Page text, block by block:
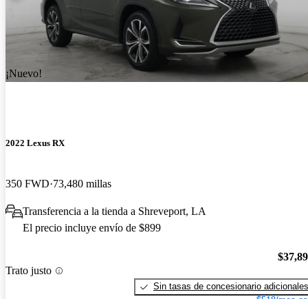
¡Nuevo!
2022 Lexus RX
350 FWD 73,480 millas
Transferencia a la tienda a Shreveport, LA
El precio incluye envío de $899
Trato justo
Sin tasas de concesionario adicionales